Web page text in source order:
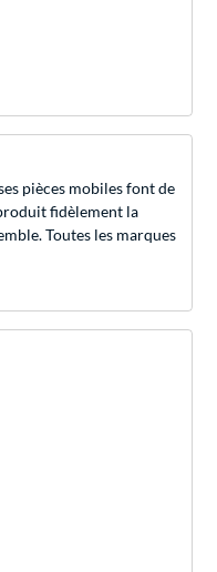
pièces mobiles font de
fidèlement la
Toutes les marques